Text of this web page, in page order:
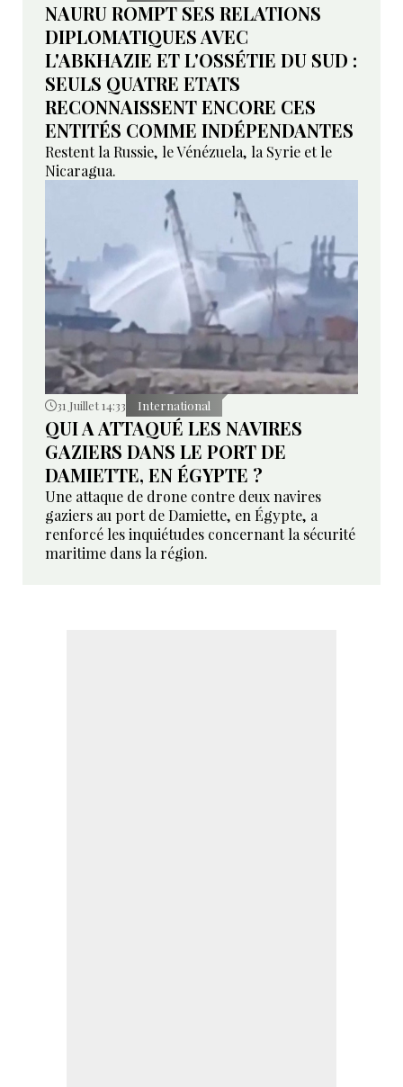
NAURU ROMPT SES RELATIONS
DIPLOMATIQUES AVEC
L'ABKHAZIE ET L'OSSÉTIE DU SUD :
SEULS QUATRE ETATS
RECONNAISSENT ENCORE CES
ENTITÉS COMME INDÉPENDANTES
Restent la Russie, le Vénézuela, la Syrie et le
Nicaragua.
31 Juillet 14:33 International
QUI A ATTAQUÉ LES NAVIRES
GAZIERS DANS LE PORT DE
DAMIETTE, EN ÉGYPTE ?
Une attaque de drone contre deux navires
gaziers au port de Damiette, en Égypte, a
renforcé les inquiétudes concernant la sécurité
maritime dans la région.